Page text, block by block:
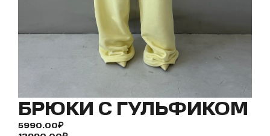
БРЮКИ С ГУЛЬФИКОМ
5990.00₽